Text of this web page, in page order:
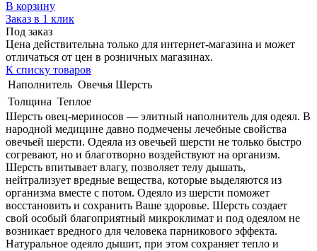
В корзину
Заказ в 1 клик
Под заказ
Цена действительна только для интернет-магазина и может
отличаться от цен в розничных магазинах.
К списку товаров
Наполнитель Овечья Шерсть
Толщина Теплое
Шерсть овец-мериносов — элитный наполнитель для одеял. В
народной медицине давно подмечены лечебные свойства
овечьей шерсти. Одеяла из овечьей шерсти не только быстро
согревают, но и благотворно воздействуют на организм.
Шерсть впитывает влагу, позволяет телу дышать,
нейтрализует вредные вещества, которые выделяются из
организма вместе с потом. Одеяло из шерсти поможет
восстановить и сохранить Ваше здоровье. Шерсть создает
свой особый благоприятный микроклимат и под одеялом не
возникает вредного для человека парникового эффекта.
Натуральное одеяло дышит, при этом сохраняет тепло и